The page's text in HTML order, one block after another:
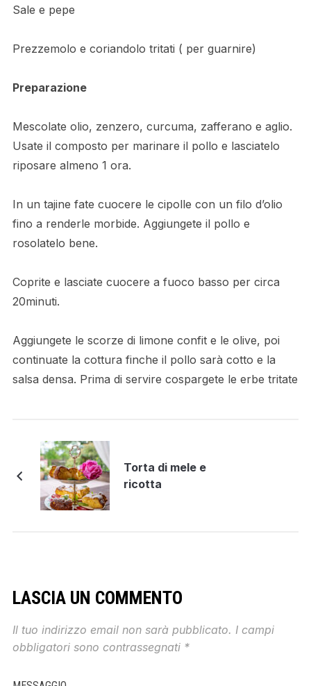
Sale e pepe
Prezzemolo e coriandolo tritati ( per guarnire)
Preparazione
Mescolate olio, zenzero, curcuma, zafferano e aglio.
Usate il composto per marinare il pollo e lasciatelo
riposare almeno 1 ora.
In un tajine fate cuocere le cipolle con un filo d’olio
fino a renderle morbide. Aggiungete il pollo e
rosolatelo bene.
Coprite e lasciate cuocere a fuoco basso per circa
20minuti.
Aggiungete le scorze di limone confit e le olive, poi
continuate la cottura finche il pollo sarà cotto e la
salsa densa. Prima di servire cospargete le erbe tritate
Torta di mele e
ricotta
LASCIA UN COMMENTO
Il tuo indirizzo email non sarà pubblicato. I campi
obbligatori sono contrassegnati *